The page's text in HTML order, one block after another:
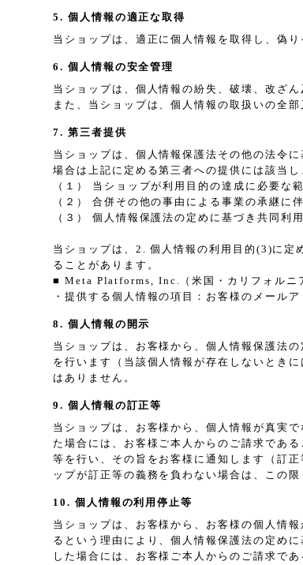
5. 個人情報の適正な取得
当ショップは、適正に個人情報を取得し、偽
6. 個人情報の安全管理
当ショップは、個人情報の紛失、破壊、改ざ
また、当ショップは、個人情報の取扱いの全
7. 第三者提供
当ショップは、個人情報保護法その他の法令
場合は上記に定める第三者への提供には該当し
（１） 当ショップが利用目的の達成に必要な
（２） 合併その他の事由による事業の承継に
（３） 個人情報保護法の定めに基づき共同利
当ショップは、2. 個人情報の利用目的(3)に定
ることがあります。
■ Meta Platforms, Inc.（米国・カリフォルニ
・提供する個人情報の項目：お客様のメール
8. 個人情報の開示
当ショップは、お客様から、個人情報保護法
を行います（当該個人情報が存在しないとき
はありません。
9. 個人情報の訂正等
当ショップは、お客様から、個人情報が真実
た場合には、お客様ご本人からのご請求であ
等を行い、その旨をお客様に通知します（訂
ップが訂正等の義務を負わない場合は、この限
10. 個人情報の利用停止等
当ショップは、お客様から、お客様の個人情
るという理由により、個人情報保護法の定め
した場合には、お客様ご本人からのご請求で